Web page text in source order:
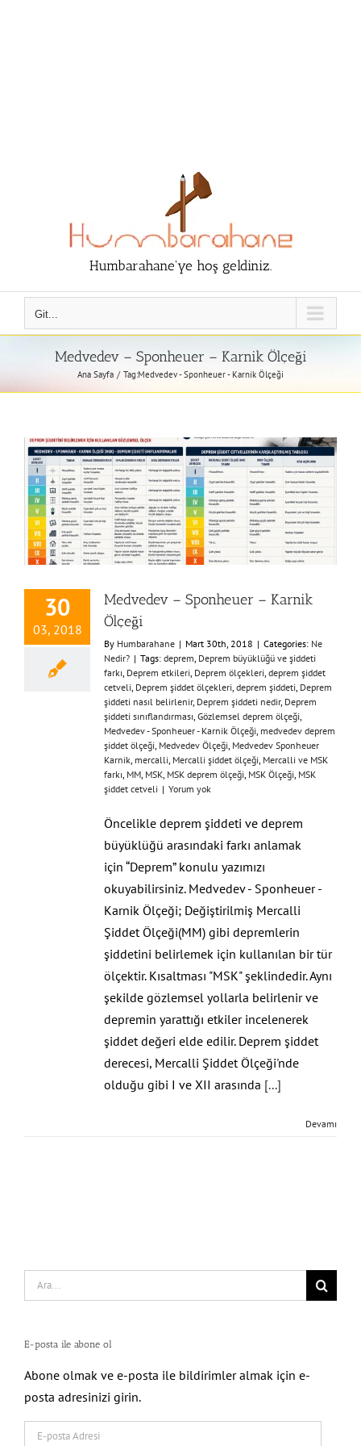
Humbarahane'ye hoş geldiniz.
Git...
Medvedev – Sponheuer – Karnik Ölçeği
Ana Sayfa Tag:Medvedev - Sponheuer - Karnik Ölçeği
30
03, 2018
Medvedev – Sponheuer – Karnik
Ölçeği
By Humbarahane | Mart 30th, 2018 | Categories: Ne
Nedir? | Tags: deprem Deprem büyüklüğü ve şiddeti
farkı Deprem etkileri Deprem ölçekleri deprem şiddet
cetveli Deprem şiddet ölçekleri deprem şiddeti Deprem
şiddeti nasıl belirlenir, Deprem şiddeti nedir, Deprem
şiddeti sınıflandırması Gözlemsel deprem ölçeği
Medvedev - Sponheuer - Karnik Ölçeği medvedev deprem
şiddet ölçeği Medvedev Ölçeği Medvedev Sponheuer
Karnik mercalli Mercalli şiddet ölçeği Mercalli ve MSK
farkı MM MSK MSK deprem ölçeği MSK Ölçeği MSK
şiddet cetveli | Yorum yok
Öncelikle deprem şiddeti ve deprem
büyüklüğü arasındaki farkı anlamak
için “Deprem” konulu yazımızı
okuyabilirsiniz. Medvedev - Sponheuer -
Karnik Ölçeği; Değiştirilmiş Mercalli
Şiddet Ölçeği(MM) gibi depremlerin
şiddetini belirlemek için kullanılan bir tür
ölçektir. Kısaltması "MSK" şeklindedir. Aynı
şekilde gözlemsel yollarla belirlenir ve
depremin yarattığı etkiler incelenerek
şiddet değeri elde edilir. Deprem şiddet
derecesi, Mercalli Şiddet Ölçeği'nde
olduğu gibi I ve XII arasında [...]
Devamı
Search
for:
E-posta ile abone ol
Abone olmak ve e-posta ile bildirimler almak için e-
posta adresinizi girin.